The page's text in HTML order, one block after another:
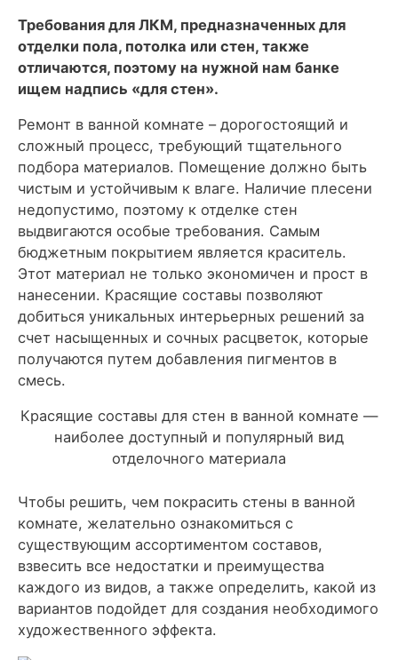
Требования для ЛКМ, предназначенных для
отделки пола, потолка или стен, также
отличаются, поэтому на нужной нам банке
ищем надпись «для стен».
Ремонт в ванной комнате – дорогостоящий и
сложный процесс, требующий тщательного
подбора материалов. Помещение должно быть
чистым и устойчивым к влаге. Наличие плесени
недопустимо, поэтому к отделке стен
выдвигаются особые требования. Самым
бюджетным покрытием является краситель.
Этот материал не только экономичен и прост в
нанесении. Красящие составы позволяют
добиться уникальных интерьерных решений за
счет насыщенных и сочных расцветок, которые
получаются путем добавления пигментов в
смесь.
Красящие составы для стен в ванной комнате —
наиболее доступный и популярный вид
отделочного материала
Чтобы решить, чем покрасить стены в ванной
комнате, желательно ознакомиться с
существующим ассортиментом составов,
взвесить все недостатки и преимущества
каждого из видов, а также определить, какой из
вариантов подойдет для создания необходимого
художественного эффекта.